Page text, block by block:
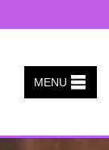
MENU